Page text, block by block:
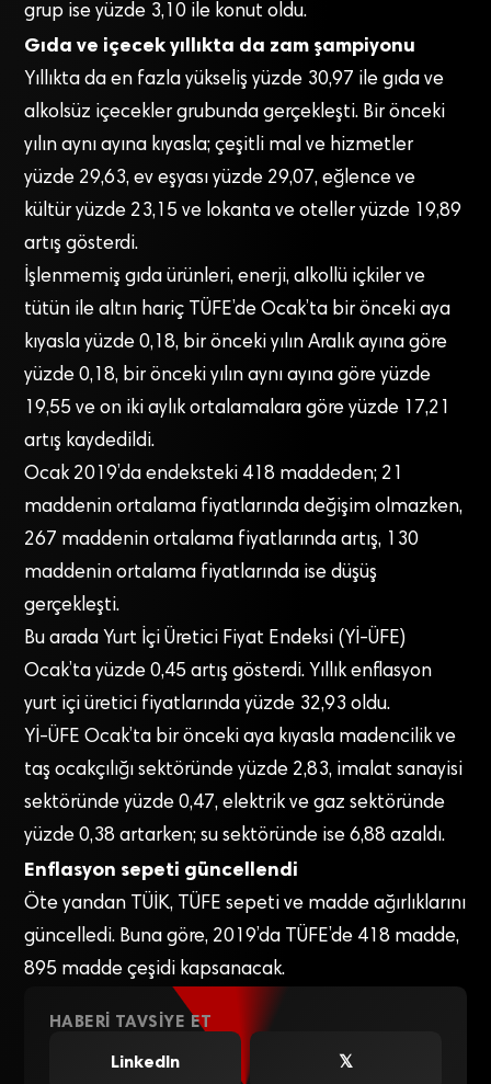
grup ise yüzde 3,10 ile konut oldu.
Gıda ve içecek yıllıkta da zam şampiyonu
Yıllıkta da en fazla yükseliş yüzde 30,97 ile gıda ve
alkolsüz içecekler grubunda gerçekleşti. Bir önceki
yılın aynı ayına kıyasla; çeşitli mal ve hizmetler
yüzde 29,63, ev eşyası yüzde 29,07, eğlence ve
kültür yüzde 23,15 ve lokanta ve oteller yüzde 19,89
artış gösterdi.
İşlenmemiş gıda ürünleri, enerji, alkollü içkiler ve
tütün ile altın hariç TÜFE’de Ocak’ta bir önceki aya
kıyasla yüzde 0,18, bir önceki yılın Aralık ayına göre
yüzde 0,18, bir önceki yılın aynı ayına göre yüzde
19,55 ve on iki aylık ortalamalara göre yüzde 17,21
artış kaydedildi.
Ocak 2019’da endeksteki 418 maddeden; 21
maddenin ortalama fiyatlarında değişim olmazken,
267 maddenin ortalama fiyatlarında artış, 130
maddenin ortalama fiyatlarında ise düşüş
gerçekleşti.
Bu arada Yurt İçi Üretici Fiyat Endeksi (Yİ-ÜFE)
Ocak’ta yüzde 0,45 artış gösterdi. Yıllık enflasyon
yurt içi üretici fiyatlarında yüzde 32,93 oldu.
Yİ-ÜFE Ocak’ta bir önceki aya kıyasla madencilik ve
taş ocakçılığı sektöründe yüzde 2,83, imalat sanayisi
sektöründe yüzde 0,47, elektrik ve gaz sektöründe
yüzde 0,38 artarken; su sektöründe ise 6,88 azaldı.
Enflasyon sepeti güncellendi
Öte yandan TÜİK, TÜFE sepeti ve madde ağırlıklarını
güncelledi. Buna göre, 2019’da TÜFE’de 418 madde,
895 madde çeşidi kapsanacak.
HABERI TAVSIYE ET
LinkedIn
𝕏